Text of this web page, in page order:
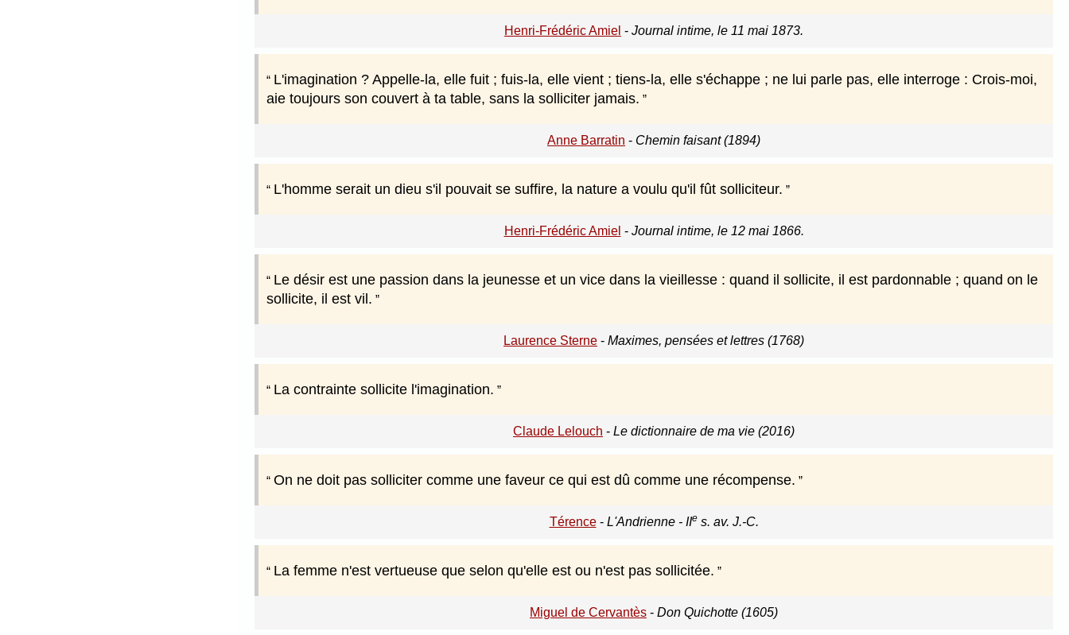
Henri-Frédéric Amiel - Journal intime, le 11 mai 1873.
L'imagination ? Appelle-la, elle fuit ; fuis-la, elle vient ; tiens-la, elle s'échappe ; ne lui parle pas, elle interroge : Crois-moi,
aie toujours son couvert à ta table, sans la solliciter jamais.
Anne Barratin - Chemin faisant (1894)
L'homme serait un dieu s'il pouvait se suffire, la nature a voulu qu'il fût solliciteur.
Henri-Frédéric Amiel - Journal intime, le 12 mai 1866.
Le désir est une passion dans la jeunesse et un vice dans la vieillesse : quand il sollicite, il est pardonnable ; quand on le
sollicite, il est vil.
Laurence Sterne - Maximes, pensées et lettres (1768)
La contrainte sollicite l'imagination.
Claude Lelouch - Le dictionnaire de ma vie (2016)
On ne doit pas solliciter comme une faveur ce qui est dû comme une récompense.
Térence- L'Andrienne - IIes. av. J.-C.
La femme n'est vertueuse que selon qu'elle est ou n'est pas sollicitée.
Miguel de Cervantès - Don Quichotte (1605)